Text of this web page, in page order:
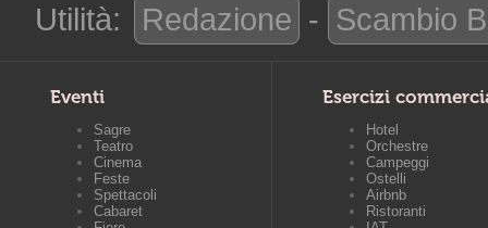
Utilità:
Redazione - Scambio
Eventi
Sagre
Teatro
Cinema
Feste
Spettacoli
Cabaret
Esercizi
Hotel
Orchestre
Campeggi
Ostelli
Airbnb
Ristoranti